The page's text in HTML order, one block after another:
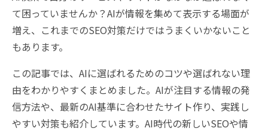
て困っていませんか？AIが情報を集めて表示する場面が
増え、これまでのSEO対策だけではうまくいかないこと
もあります。
この記事では、AIに選ばれるためのコツや選ばれない理
由をわかりやすくまとめました。AIが注目する情報の発
信方法や、最新のAI基準に合わせたサイト作り、実践し
やすい対策も紹介しています。AI時代の新しいSEOや情